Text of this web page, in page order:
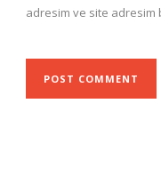
adresim ve site adresim